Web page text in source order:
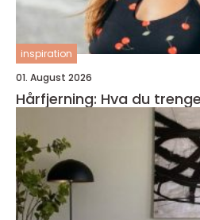
inspiration
01. August 2026
Hårfjerning: Hva du